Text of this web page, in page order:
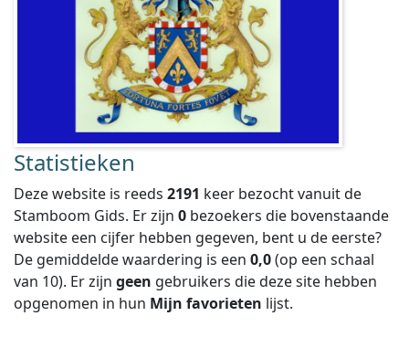
Statistieken
Deze website is reeds 2191 keer bezocht vanuit de
Stamboom Gids. Er zijn 0 bezoekers die bovenstaande
website een cijfer hebben gegeven, bent u de eerste?
De gemiddelde waardering is een 0,0(op een schaal
van 10). Er zijn geen gebruikers die deze site hebben
opgenomen in hun Mijn favorieten lijst.